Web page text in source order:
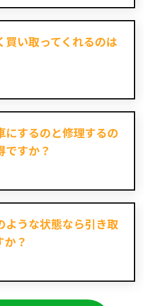
買い取ってくれるのは
にするのと修理するの
ですか？
ような状態なら引き取
か？